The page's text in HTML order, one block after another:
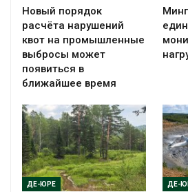
Новый порядок
расчёта нарушений
квот на промышленные
выбросы может
появиться в
ближайшее время
ДЕ-ЮРЕ ДЕ-